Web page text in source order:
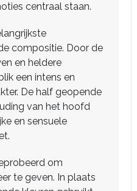
centraal staan.
compositie. Door de
en heldere
een intens en
De half geopende
van het hoofd
en sensuele
om
te geven. In plaats